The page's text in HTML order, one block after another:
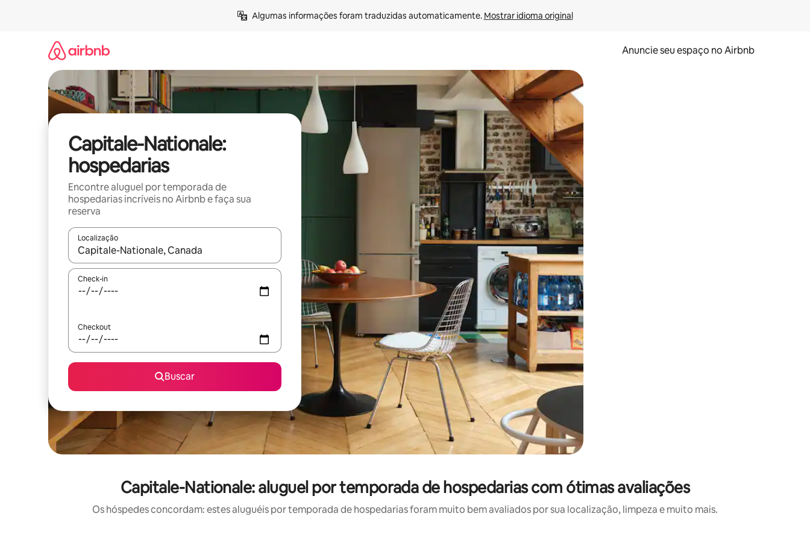
Algumas informações foram traduzidas automaticamente. Mostrar idioma original
Anuncie seu espaço no Airbnb
Capitale-Nationale:
hospedarias
Encontre aluguel por temporada de
hospedarias incríveis no Airbnb e faça sua
reserva
Localização
Quando os resultados estiverem disponíveis, explore-os usando as seta para cima e para baixo do teclado ou tocando e deslizando o dedo na tela.
Check-in
Checkout
Buscar
Capitale-Nationale: aluguel por temporada de hospedarias com ótimas avaliações
Os hóspedes concordam: estes aluguéis por temporada de hospedarias foram muito bem avaliados por sua localização, limpeza e muito mais.